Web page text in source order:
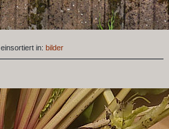
einsortiert in: bilder